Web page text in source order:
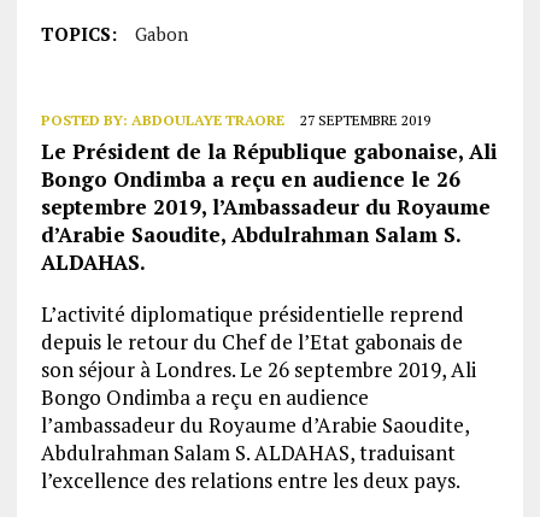
TOPICS: Gabon
POSTED BY: ABDOULAYE TRAORE 27 SEPTEMBRE 2019
Le Président de la République gabonaise, Ali
Bongo Ondimba a reçu en audience le 26
septembre 2019, l’Ambassadeur du Royaume
d’Arabie Saoudite, Abdulrahman Salam S.
ALDAHAS.
L’activité diplomatique présidentielle reprend
depuis le retour du Chef de l’Etat gabonais de
son séjour à Londres. Le 26 septembre 2019, Ali
Bongo Ondimba a reçu en audience
l’ambassadeur du Royaume d’Arabie Saoudite,
Abdulrahman Salam S. ALDAHAS, traduisant
l’excellence des relations entre les deux pays.